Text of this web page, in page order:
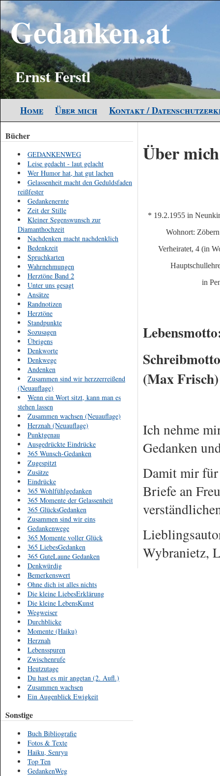
Gedanken.at
Ernst Ferstl
Home Über mich Kontakt /
Über mich
* 19.2.1955 in
Wohnort:
Verheiratet, 4 (in
in
(Max Frisch)
Ich nehme
Gedanken
Damit mir
Briefe an
Wybranietz,
Bücher
GEDANKENWEG
Leise gedacht - laut gelacht
Wer Humor hat, hat gut lachen
Gelassenheit macht den Geduldsfaden
reißfester
Gedankenernte
Zeit der Stille
Kleiner Segenswunsch zur
Diamanthochzeit
Nachdenken macht nachdenklich
Bedenkzeit
Spruchkarten
Wahrnehmungen
Herztöne Band 2
Unter uns gesagt
Ansätze
Randnotizen
Herztöne
Standpunkte
Sozusagen
Übrigens
Denkworte
Denkwege
Andenken
Zusammen sind wir herzzerreißend
(Neuauflage)
Wenn ein Wort sitzt, kann man es
stehen lassen
Zusammen wachsen (Neuauflage)
Herznah (Neuauflage)
Punktgenau
Ausgedrückte Eindrücke
365 Wunsch-Gedanken
Zugespitzt
Zusätze
Eindrücke
365 Wohlfühlgedanken
365 Momente der Gelassenheit
365 GlücksGedanken
Zusammen sind wir eins
Gedankenwege
365 Momente voller Glück
365 LiebesGedanken
365 GuteLaune Gedanken
Denkwürdig
Bemerkenswert
Ohne dich ist alles nichts
Die kleine LiebesErklärung
Die kleine LebensKunst
Wegweiser
Durchblicke
Momente (Haiku)
Herznah
Lebensspuren
Zwischenrufe
Heutzutage
Du hast es mir angetan (2. Aufl.)
Zusammen wachsen
Ein Augenblick Ewigkeit
Sonstige
Buch Bibliografie
Fotos & Texte
Haiku, Senryu
Top Ten
GedankenWeg